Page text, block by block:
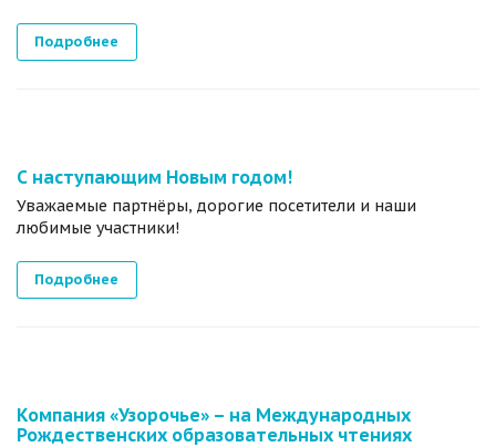
Подробнее
С наступающим Новым годом!
Уважаемые партнёры, дорогие посетители и наши
любимые участники!
Подробнее
Компания «Узорочье» – на Международных
Рождественских образовательных чтениях